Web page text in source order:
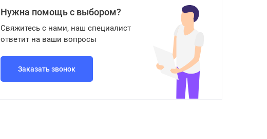
Нужна помощь с выбором?
Свяжитесь с нами, наш специалист
ответит на ваши вопросы
Заказать звонок